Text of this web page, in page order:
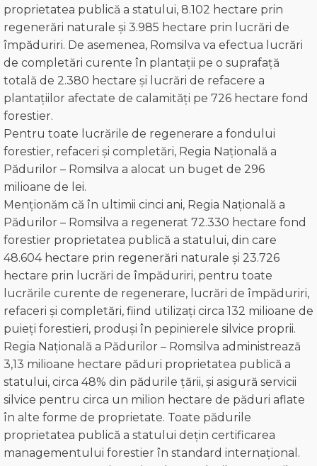
proprietatea publică a statului, 8.102 hectare prin
regenerări naturale și 3.985 hectare prin lucrări de
împăduriri. De asemenea, Romsilva va efectua lucrări
de completări curente în plantații pe o suprafață
totală de 2.380 hectare și lucrări de refacere a
plantațiilor afectate de calamități pe 726 hectare fond
forestier.
Pentru toate lucrările de regenerare a fondului
forestier, refaceri și completări, Regia Națională a
Pădurilor – Romsilva a alocat un buget de 296
milioane de lei.
Menționăm că în ultimii cinci ani, Regia Națională a
Pădurilor – Romsilva a regenerat 72.330 hectare fond
forestier proprietatea publică a statului, din care
48.604 hectare prin regenerări naturale și 23.726
hectare prin lucrări de împăduriri, pentru toate
lucrările curente de regenerare, lucrări de împăduriri,
refaceri și completări, fiind utilizați circa 132 milioane de
puieți forestieri, produși în pepinierele silvice proprii.
Regia Națională a Pădurilor – Romsilva administrează
3,13 milioane hectare păduri proprietatea publică a
statului, circa 48% din pădurile țării, și asigură servicii
silvice pentru circa un milion hectare de păduri aflate
în alte forme de proprietate. Toate pădurile
proprietatea publică a statului dețin certificarea
managementului forestier în standard internațional.